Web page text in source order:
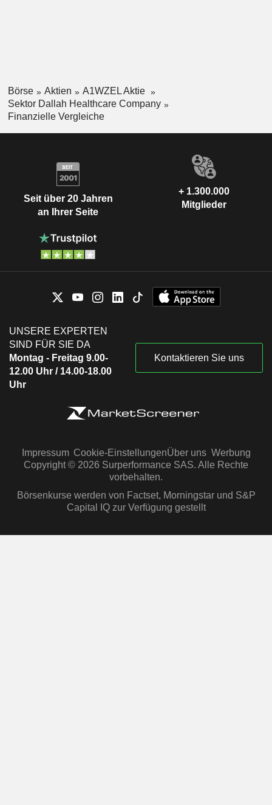
Börse Aktien
A1WZEL Aktie
Sektor Dallah Healthcare Company
Finanzielle Vergleiche
Seit über 20 Jahren
an Ihrer Seite
+ 1.300.000
Mitglieder
UNSERE EXPERTEN
SIND FÜR SIE DA
Montag - Freitag 9.00-
12.00 Uhr / 14.00-18.00
Uhr
Kontaktieren Sie uns
Impressum Cookie-EinstellungenÜber uns Werbung
Copyright © 2026 Surperformance SAS. Alle Rechte
vorbehalten.
Börsenkurse werden von Factset, Morningstar und S&P
Capital IQ zur Verfügung gestellt